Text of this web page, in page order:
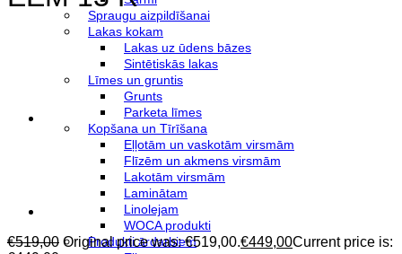
Spraugu aizpildīšanai
Lakas kokam
Lakas uz ūdens bāzes
Sintētiskās lakas
Līmes un gruntis
Grunts
Parketa līmes
Kopšana un Tīrīšana
Eļļotām un vaskotām virsmām
Flīzēm un akmens virsmām
Lakotām virsmām
Laminātam
Linolejam
WOCA produkti
Produkti ārdarbiem
€519,00 Original price was: €519,00.€449,00Current price is: